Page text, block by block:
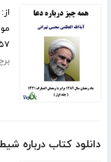
۵۷
دانلود کتاب درباره